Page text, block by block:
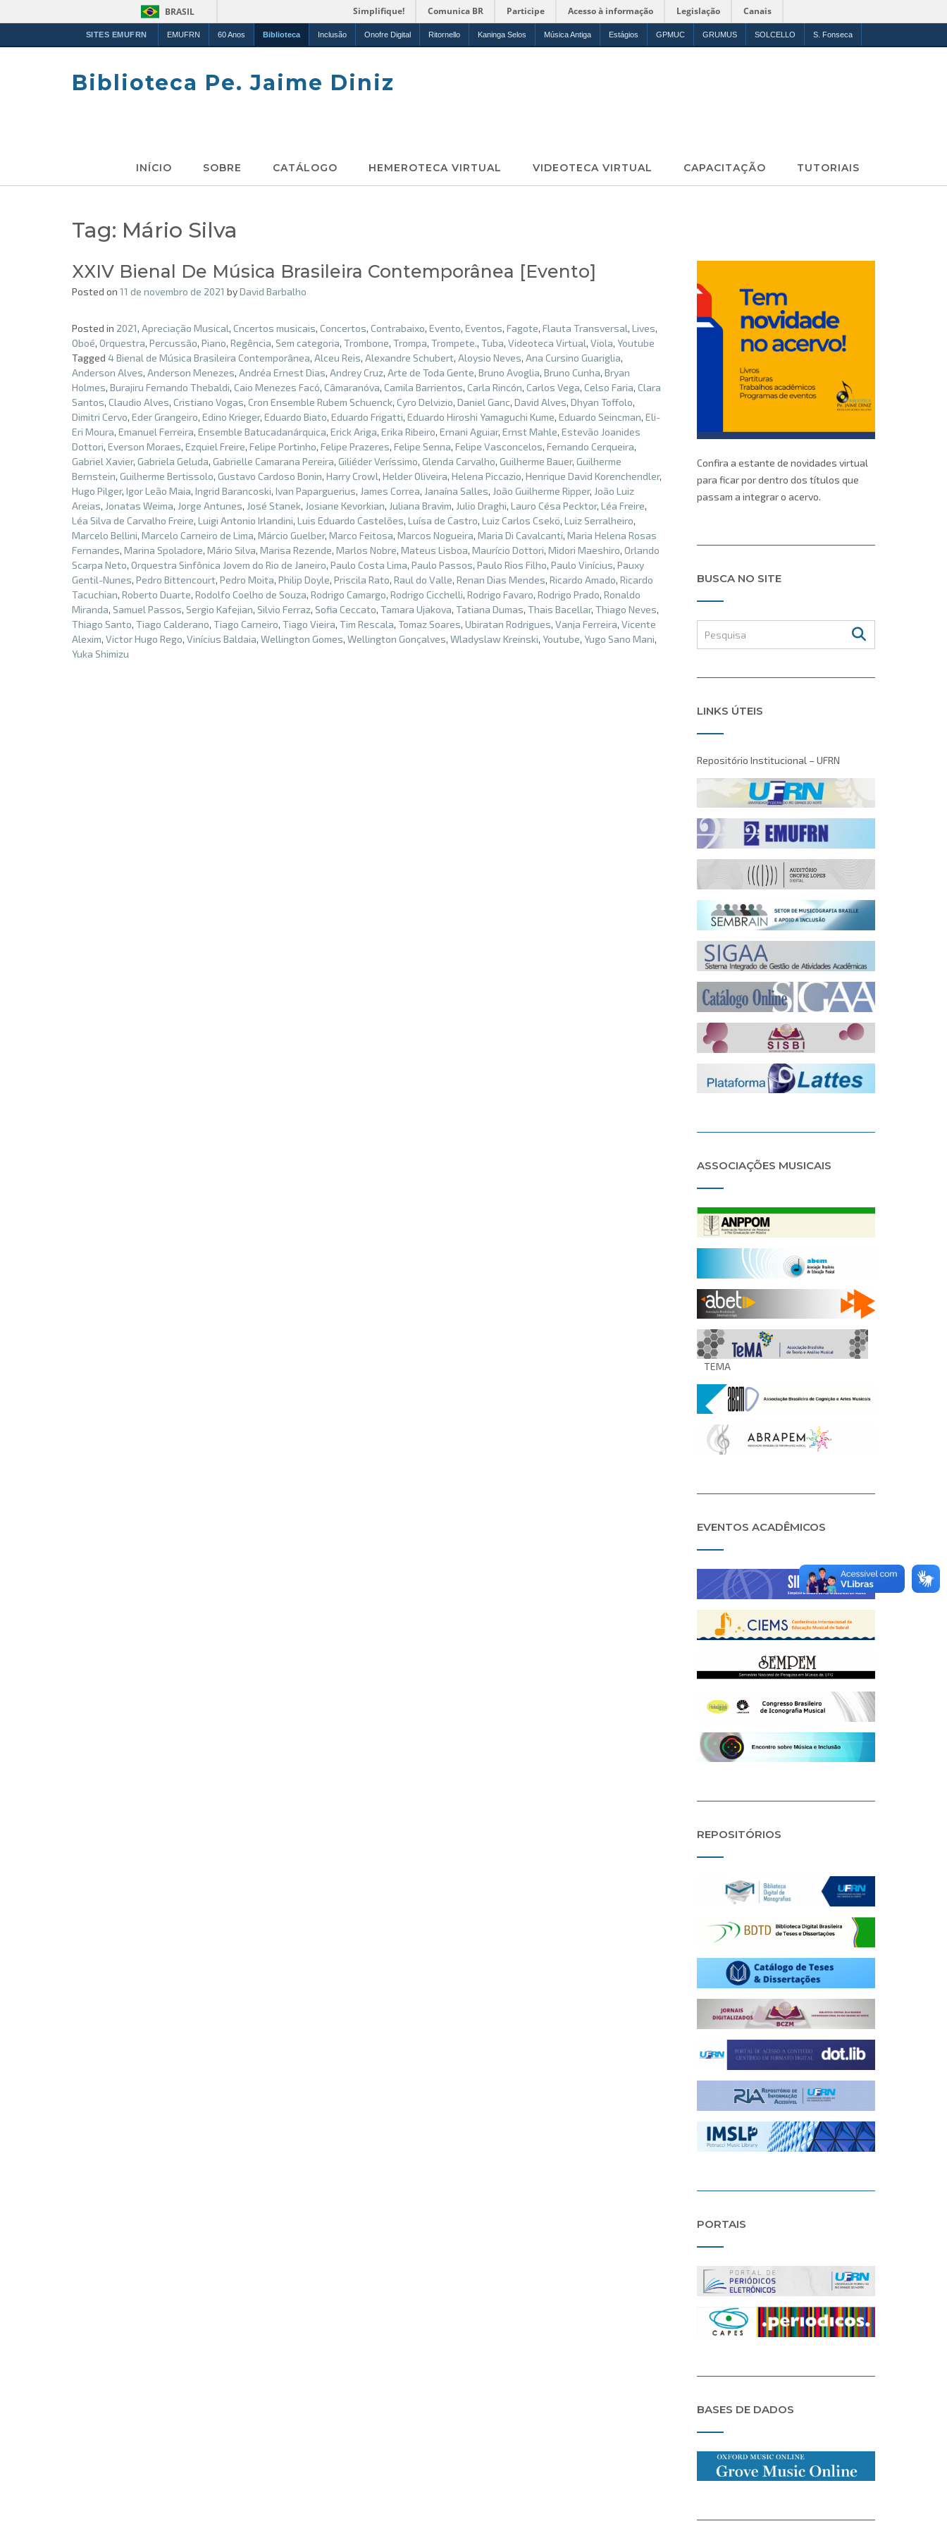
BRASIL Simplifique! Comunica BR Participe Acesso à informação Legislação Canais
SITES EMUFRN EMUFRN 60 Anos Biblioteca Inclusão Onofre Digital Ritornello Kaninga Selos Música Antiga Estágios GPMUC GRUMUS SOLCELLO S. Fonseca
Biblioteca Pe. Jaime Diniz
INÍCIO SOBRE CATÁLOGO HEMEROTECA VIRTUAL VIDEOTECA VIRTUAL CAPACITAÇÃO TUTORIAIS
Tag: Mário Silva
XXIV Bienal De Música Brasileira Contemporânea [Evento]
Posted on 11 de novembro de 2021 byDavid Barbalho
Posted in 2021, Apreciação Musical, Cncertos musicais, Concertos, Contrabaixo, Evento, Eventos, Fagote, Flauta Transversal, Lives,
Oboé, Orquestra, Percussão, Piano, Regência, Sem categoria, Trombone, Trompa, Trompete., Tuba, Videoteca Virtual, Viola, Youtube
Tagged 4 Bienal de Música Brasileira Contemporânea, Alceu Reis, Alexandre Schubert, Aloysio Neves, Ana Cursino Guariglia,
Anderson Alves, Anderson Menezes, Andréa Ernest Dias, Andrey Cruz, Arte de Toda Gente, Bruno Avoglia, Bruno Cunha, Bryan
Holmes, Burajiru Fernando Thebaldi, Caio Menezes Facó, Câmaranóva, Camila Barrientos, Carla Rincón, Carlos Vega, Celso Faria, Clara
Santos, Claudio Alves, Cristiano Vogas, Cron Ensemble Rubem Schuenck, Cyro Delvizio, Daniel Ganc, David Alves, Dhyan Toffolo,
Dimitri Cervo, Eder Grangeiro, Edino Krieger, Eduardo Biato, Eduardo Frigatti, Eduardo Hiroshi Yamaguchi Kume, Eduardo Seincman, Eli-
Eri Moura, Emanuel Ferreira, Ensemble Batucadanárquica, Erick Ariga, Erika Ribeiro, Ernani Aguiar, Ernst Mahle, Estevão Joanides
Dottori, Everson Moraes, Ezquiel Freire, Felipe Portinho, Felipe Prazeres, Felipe Senna, Felipe Vasconcelos, Fernando Cerqueira,
Gabriel Xavier, Gabriela Geluda, Gabrielle Camarana Pereira, Giliéder Veríssimo, Glenda Carvalho, Guilherme Bauer, Guilherme
Bernstein, Guilherme Bertissolo, Gustavo Cardoso Bonin, Harry Crowl, Helder Oliveira, Helena Piccazio, Henrique David Korenchendler,
Hugo Pilger, Igor Leão Maia, Ingrid Barancoski, Ivan Paparguerius, James Correa, Janaína Salles, João Guilherme Ripper, João Luiz
Areias, Jonatas Weima, Jorge Antunes, José Stanek, Josiane Kevorkian, Juliana Bravim, Julio Draghi, Lauro Césa Pecktor, Léa Freire,
Léa Silva de Carvalho Freire, Luigi Antonio Irlandini, Luis Eduardo Castelões, Luísa de Castro, Luiz Carlos Csekö, Luiz Serralheiro,
Marcelo Bellini, Marcelo Carneiro de Lima, Márcio Guelber, Marco Feitosa, Marcos Nogueira, Maria Di Cavalcanti, Maria Helena Rosas
Fernandes, Marina Spoladore, Mário Silva, Marisa Rezende, Marlos Nobre, Mateus Lisboa, Maurício Dottori, Midori Maeshiro, Orlando
Scarpa Neto, Orquestra Sinfônica Jovem do Rio de Janeiro, Paulo Costa Lima, Paulo Passos, Paulo Rios Filho, Paulo Vinícius, Pauxy
Gentil-Nunes, Pedro Bittencourt, Pedro Moita, Philip Doyle, Priscila Rato, Raul do Valle, Renan Dias Mendes, Ricardo Amado, Ricardo
Tacuchian, Roberto Duarte, Rodolfo Coelho de Souza, Rodrigo Camargo, Rodrigo Cicchelli, Rodrigo Favaro, Rodrigo Prado, Ronaldo
Miranda, Samuel Passos, Sergio Kafejian, Silvio Ferraz, Sofia Ceccato, Tamara Ujakova, Tatiana Dumas, Thais Bacellar, Thiago Neves,
Thiago Santo, Tiago Calderano, Tiago Carneiro, Tiago Vieira, Tim Rescala, Tomaz Soares, Ubiratan Rodrigues, Vanja Ferreira, Vicente
Alexim, Victor Hugo Rego, Vinícius Baldaia, Wellington Gomes, Wellington Gonçalves, Wladyslaw Kreinski, Youtube, Yugo Sano Mani,
Yuka Shimizu
Confira a estante de novidades virtual
para ficar por dentro dos títulos que
passam a integrar o acervo.
BUSCA NO SITE
LINKS ÚTEIS
Repositório Institucional – UFRN
ASSOCIAÇÕES MUSICAIS
TEMA
EVENTOS ACADÊMICOS
REPOSITÓRIOS
PORTAIS
BASES DE DADOS